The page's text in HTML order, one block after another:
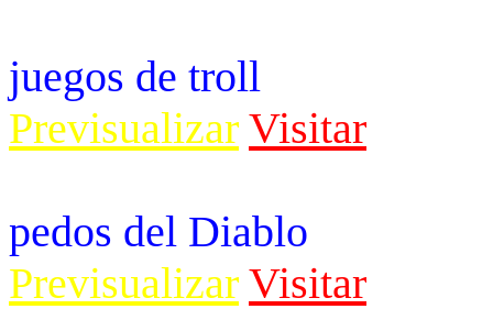
juegos de troll
Previsualizar Visitar
pedos del Diablo
Previsualizar Visitar